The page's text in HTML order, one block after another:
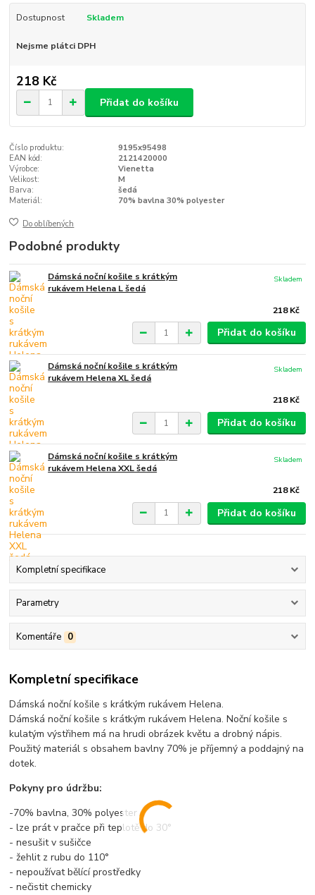
Dostupnost Skladem
Nejsme plátci DPH
218 Kč
Přidat do košíku
Číslo produktu:
9195x95498
EAN kód:
2121420000
Výrobce:
Vienetta
Velikost:
M
Barva:
šedá
Materiál:
70% bavlna 30% polyester
Do oblíbených
Podobné produkty
Dámská noční košile s krátkým
rukávem Helena L šedá
218 Kč
Skladem
Přidat do košíku
Dámská noční košile s krátkým
rukávem Helena XL šedá
218 Kč
Skladem
Přidat do košíku
Dámská noční košile s krátkým
rukávem Helena XXL šedá
218 Kč
Skladem
Přidat do košíku
Kompletní specifikace
Parametry
Komentáře 0
Kompletní specifikace
Dámská noční košile s krátkým rukávem Helena.
Dámská noční košile s krátkým rukávem Helena. Noční košile s
kulatým výstřihem má na hrudi obrázek květu a drobný nápis.
Použitý materiál s obsahem bavlny 70% je příjemný a poddajný na
dotek.
Pokyny pro údržbu:
-70% bavlna, 30% polyester
- lze prát v pračce při teplotě do 30°
- nesušit v sušičce
- žehlit z rubu do 110°
- nepoužívat bělící prostředky
- nečistit chemicky